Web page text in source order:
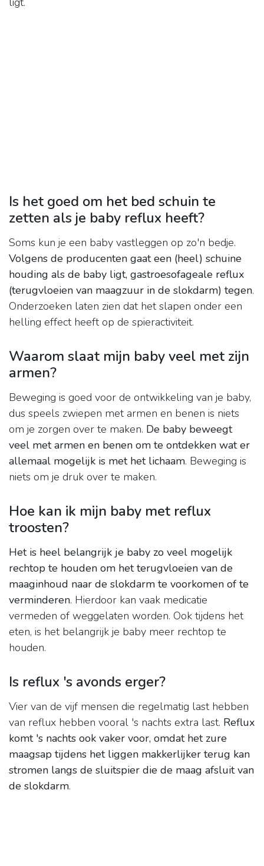
Is het goed om het bed schuin te
zetten als je baby reflux heeft?
Soms kun je een baby vastleggen op zo'n bedje.
Volgens de producenten gaat een (heel) schuine
houding als de baby ligt, gastroesofageale reflux
(terugvloeien van maagzuur in de slokdarm) tegen.
Onderzoeken laten zien dat het slapen onder een
helling effect heeft op de spieractiviteit.
Waarom slaat mijn baby veel met zijn
armen?
Beweging is goed voor de ontwikkeling van je baby,
dus speels zwiepen met armen en benen is niets
om je zorgen over te maken. De baby beweegt
veel met armen en benen om te ontdekken wat er
allemaal mogelijk is met het lichaam. Beweging is
niets om je druk over te maken.
Hoe kan ik mijn baby met reflux
troosten?
Het is heel belangrijk je baby zo veel mogelijk
rechtop te houden om het terugvloeien van de
maaginhoud naar de slokdarm te voorkomen of te
verminderen. Hierdoor kan vaak medicatie
vermeden of weggelaten worden. Ook tijdens het
eten, is het belangrijk je baby meer rechtop te
houden.
Is reflux 's avonds erger?
Vier van de vijf mensen die regelmatig last hebben
van reflux hebben vooral 's nachts extra last. Reflux
komt 's nachts ook vaker voor, omdat het zure
maagsap tijdens het liggen makkerlijker terug kan
stromen langs de sluitspier die de maag afsluit van
de slokdarm.